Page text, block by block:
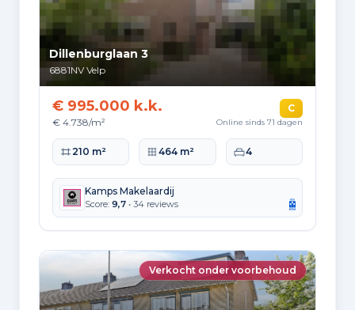
Dillenburglaan 3
6881NV Velp
€ 995.000 k.k.
€ 4.738/m²
C
Online sinds 71 dagen
Woonoppervlakte
210 m² Perceeloppervlakte
464 m² Slaapkamers
4
Kamps Makelaardij
Score: 9,7 • 34 reviews
Verkocht onder voorbehoud